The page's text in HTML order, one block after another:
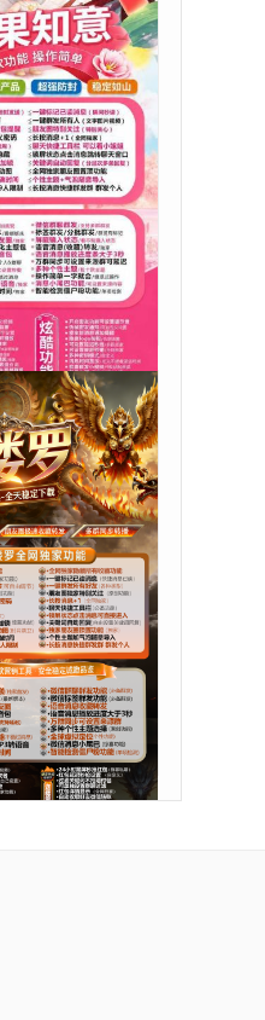
-苹果知意兑换授
激活码
正版授权
241 人次浏览
IOS微信多开】苹
换授权授权码 微
转发朋友圈正版授权
268 人次浏览